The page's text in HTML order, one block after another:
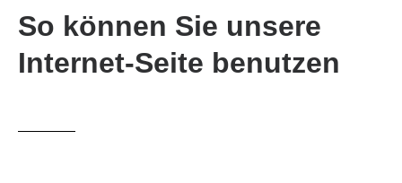
So können Sie unsere
Internet-Seite benutzen